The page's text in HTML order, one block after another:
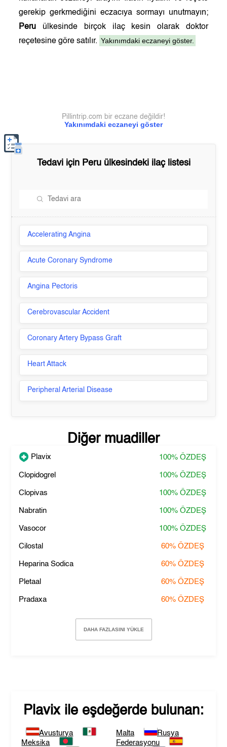
gerekip gerkmediğini eczacıya sormayı unutmayın;
Peru ülkesinde birçok ilaç kesin olarak doktor
reçetesine göre satılır. Yakınımdaki eczaneyi göster.
Yakınımdaki eczaneyi göster
Pillintrip.com bir eczane değildir!
Tedavi için Peruülkesindeki ilaç listesi
Accelerating Angina
Acute Coronary Syndrome
Angina Pectoris
Cerebrovascular Accident
Coronary Artery Bypass Graft
Heart Attack
Peripheral Arterial Disease
Diğer muadiller
Plavix 100% ÖZDEŞ
Clopidogrel 100% ÖZDEŞ
Clopivas 100% ÖZDEŞ
Nabratin 100% ÖZDEŞ
Vasocor 100% ÖZDEŞ
Cilostal 60% ÖZDEŞ
Heparina Sodica 60% ÖZDEŞ
Pletaal 60% ÖZDEŞ
Pradaxa 60% ÖZDEŞ
DAHA FAZLASINI YÜKLE
Plavixile eşdeğerde bulunan:
Avusturya
Meksika
Malta
Rusya
Federasyonu